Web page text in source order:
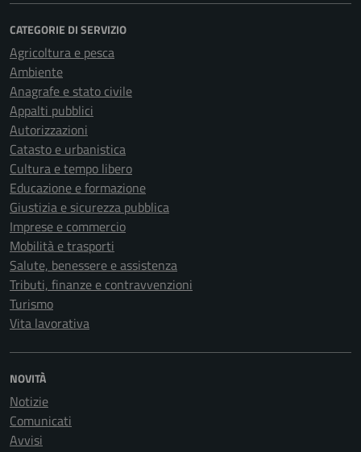
CATEGORIE DI SERVIZIO
Agricoltura e pesca
Ambiente
Anagrafe e stato civile
Appalti pubblici
Autorizzazioni
Catasto e urbanistica
Cultura e tempo libero
Educazione e formazione
Giustizia e sicurezza pubblica
Imprese e commercio
Mobilità e trasporti
Salute, benessere e assistenza
Tributi, finanze e contravvenzioni
Turismo
Vita lavorativa
NOVITÀ
Notizie
Comunicati
Avvisi